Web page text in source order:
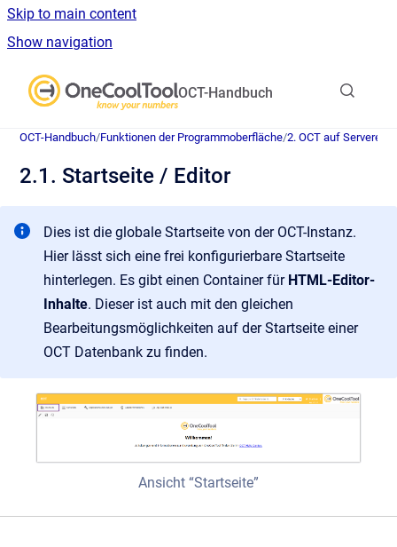
Skip to main content
Show navigation
OCT-Handbuch
OCT-Handbuch/Funktionen der Programmoberfläche/2. OCT auf
2.1. Startseite / Editor
Dies ist die globale Startseite von der OCT-Instanz.
Hier lässt sich eine frei konfigurierbare Startseite
hinterlegen. Es gibt einen Container für HTML-Editor-
Inhalte. Dieser ist auch mit den gleichen
Bearbeitungsmöglichkeiten auf der Startseite einer
OCT Datenbank zu finden.
Ansicht “Startseite”